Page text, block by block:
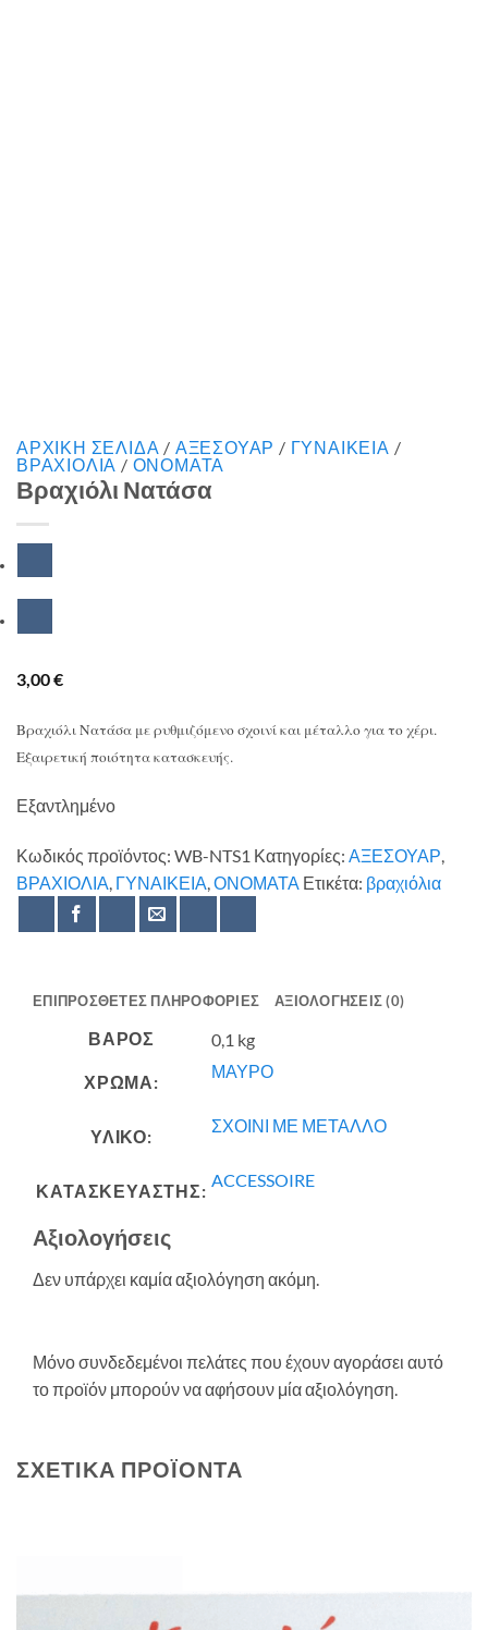
ΑΡΧΙΚΉ ΣΕΛΊΔΑ / ΑΞΕΣΟΥΑΡ / ΓΥΝΑΙΚΕΙΑ /
ΒΡΑΧΙΟΛΙΑ / ΟΝΟΜΑΤΑ
Βραχιόλι Νατάσα
3,00€
Βραχιόλι Νατάσα με ρυθμιζόμενο σχοινί και μέταλλο για το χέρι.
Εξαιρετική ποιότητα κατασκευής.
Εξαντλημένο
Κωδικός προϊόντος: WB-NTS1 Κατηγορίες: ΑΞΕΣΟΥΑΡ,
ΒΡΑΧΙΟΛΙΑ, ΓΥΝΑΙΚΕΙΑ,ΟΝΟΜΑΤΑ Ετικέτα: βραχιόλια
ΕΠΙΠΡΌΣΘΕΤΕΣ ΠΛΗΡΟΦΟΡΊΕΣ ΑΞΙΟΛΟΓΉΣΕΙΣ (0)
ΒΆΡΟΣ 0,1 kg
ΧΡΩΜΑ:
ΜΑΥΡΟ
ΥΛΙΚΟ:
ΣΧΟΙΝΙ ΜΕ ΜΕΤΑΛΛΟ
ΚΑΤΑΣΚΕΥΑΣΤΗΣ:
ACCESSOIRE
Αξιολογήσεις
Δεν υπάρχει καμία αξιολόγηση ακόμη.
Μόνο συνδεδεμένοι πελάτες που έχουν αγοράσει αυτό
το προϊόν μπορούν να αφήσουν μία αξιολόγηση.
ΣΧΕΤΙΚΆ ΠΡΟΪΌΝΤΑ